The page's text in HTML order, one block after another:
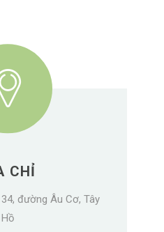
CHỈ
đường Âu Cơ, Tây
Hồ